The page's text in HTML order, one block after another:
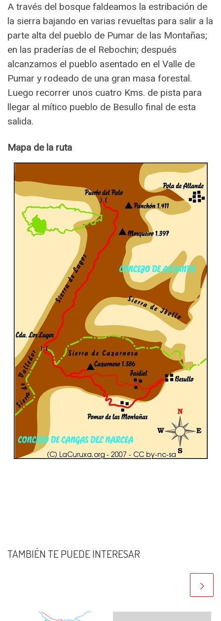
A través del bosque faldeamos la estribación de
la sierra bajando en varias revueltas para salir a la
parte alta del pueblo de Pumar de las Montañas;
en las praderías de el Rebochin; después
alcanzamos el pueblo asentado en el Valle de
Pumar y rodeado de una gran masa forestal.
Luego recorrer unos cuatro Kms. de pista para
llegar al mítico pueblo de Besullo final de esta
salida.
Mapa de la ruta
TAMBIÉN TE PUEDE INTERESAR